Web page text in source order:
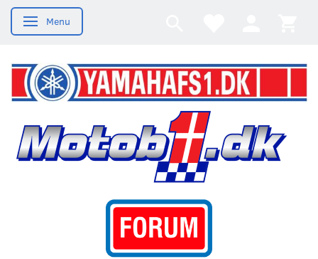
Skifte navigation
Menu